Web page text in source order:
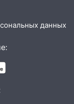
гороскоп
данных